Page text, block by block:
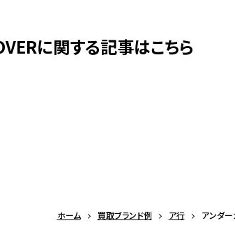
に関する記事はこちら
ホーム 買取ブランド例 ア行 アンダ